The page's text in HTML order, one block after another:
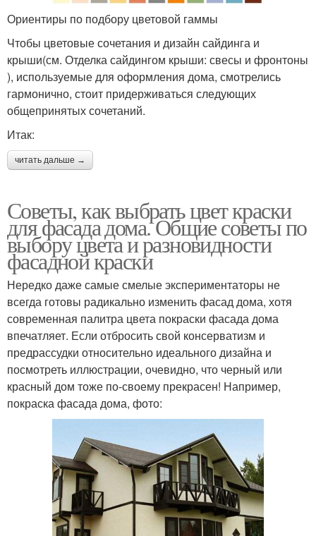
Ориентиры по подбору цветовой гаммы
Чтобы цветовые сочетания и дизайн сайдинга и
крыши(см. Отделка сайдингом крыши: свесы и фронтоны
), используемые для оформления дома, смотрелись
гармонично, стоит придерживаться следующих
общепринятых сочетаний.
Итак:
читать дальше →
Советы, как выбрать цвет краски
для фасада дома. Общие советы по
выбору цвета и разновидности
фасадной краски
Нередко даже самые смелые экспериментаторы не
всегда готовы радикально изменить фасад дома, хотя
современная палитра цвета покраски фасада дома
впечатляет. Если отбросить свой консерватизм и
предрассудки относительно идеального дизайна и
посмотреть иллюстрации, очевидно, что черный или
красный дом тоже по-своему прекрасен! Например,
покраска фасада дома, фото: